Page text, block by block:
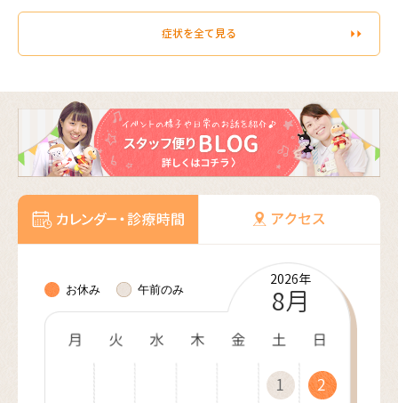
症状を全て見る
お休み 午前のみ
2026年
8月
1
2
2026年
9月
5
6
2026年
10月
3
4
2026年
11月
1
2026年
12月
5
6
2027年
1月
2
3
2027年
2月
6
7
2027年
3月
6
7
2027年
4月
3
4
2027年
5月
1
2
2027年
6月
5
6
2027年
7月
3
4